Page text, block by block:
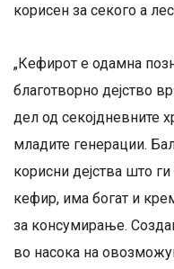
корисен за секого а
„Кефирот е одамна
благотворно дејство
дел од секојдневните
младите генерации.
корисни дејства што
кефир, има богат и
за консумирање.
во насока на